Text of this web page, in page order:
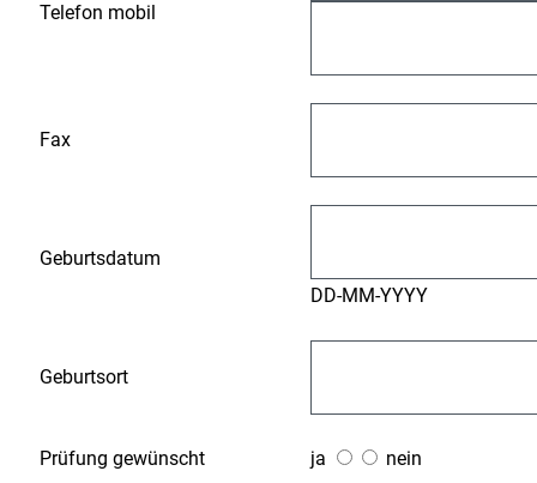
Telefon mobil
Fax
Geburtsdatum
DD-MM-YYYY
Geburtsort
Prüfung gewünscht ja nein